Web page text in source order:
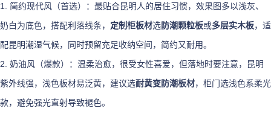
1. 简约现代风（首选）：最贴合昆明人的居住习惯，效果图多以浅灰、
奶白为底色，搭配利落线条， 定制柜板材选防潮颗粒板或多层实木板，适
配昆明潮湿气候，同时预留充足收纳空间，简约又耐用。
2. 奶油风（爆款）：温柔治愈，很受女性喜爱，但落地时要注意，昆明
紫外线强，浅色板材易泛黄，建议选耐黄变防潮板材，柜门选浅色系柔光
款，避免强光直射导致褪色。